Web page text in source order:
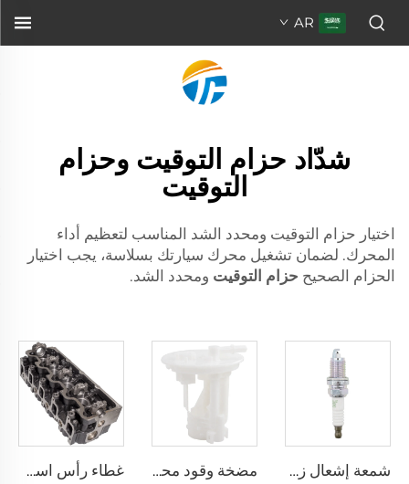
AR
شدّاد حزام التوقيت وحزام
التوقيت
اختيار حزام التوقيت ومحدد الشد المناسب لتعظيم أداء
المحرك. لضمان تشغيل محرك سيارتك بسلاسة، يجب اختيار
الحزام الصحيح حزام التوقيت ومحدد الشد.
شمعة إشعال زيركونيوم أداء عالي ZFR5FGP 7098 لسيارات كرايسلر دودج جراند تشيروكى جيب 4.0 مضخة وقود محرك K3-VE 23210-87403 قطعة محددة لسيارات دايهاتسو ولكزس تويوتا 1.3 غطاء رأس اسطوانة محرك عالي الأداء 3L 11101-54131 لسيارات تويوتا 4 رانر داينا هايكس هيلوكس لاند كروزر 2.8 لتر